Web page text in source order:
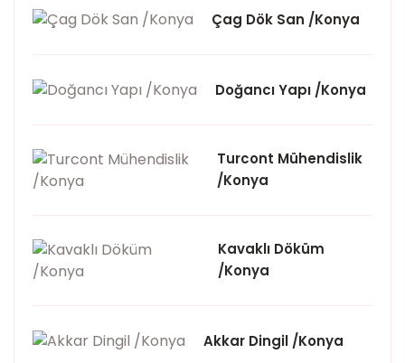
Çag Dök San /Konya
Doğancı Yapı /Konya
Turcont Mühendislik
/Konya
Kavaklı Döküm
/Konya
Akkar Dingil /Konya